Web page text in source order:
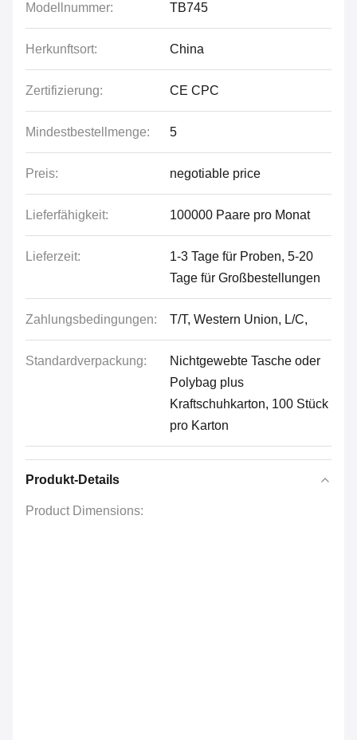
Modellnummer: TB745
Herkunftsort: China
Zertifizierung: CE CPC
Mindestbestellmenge: 5
Preis: negotiable price
Lieferfähigkeit: 100000 Paare pro Monat
Lieferzeit:
1-3 Tage für Proben, 5-20
Tage für Großbestellungen
Zahlungsbedingungen: T/T, Western Union, L/C,
Standardverpackung:
Nichtgewebte Tasche oder
Polybag plus
Kraftschuhkarton, 100 Stück
pro Karton
Produkt-Details
Product Dimensions: